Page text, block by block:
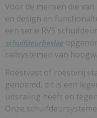
Voor de mensen die
en design en
een serie RVS
schuifdeurbeslag
railsystemen van
Roestvast of roestvrij
genoemd, dit is een
uitsraling heeft en
Onze